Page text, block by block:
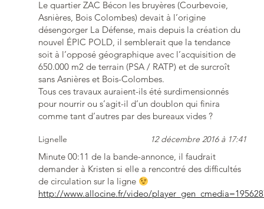
Le quartier ZAC Bécon les bruyères (Courbevoie,
Asnières, Bois Colombes) devait à l’origine
désengorger La Défense, mais depuis la création du
nouvel ÉPIC POLD, il semblerait que la tendance
soit à l’opposé géographique avec l’acquisition de
650.000 m2 de terrain (PSA / RATP) et de surcroît
sans Asnières et Bois-Colombes.
Tous ces travaux auraient-ils été surdimensionnés
pour nourrir ou s’agit-il d’un doublon qui finira
comme tant d’autres par des bureaux vides ?
Lignelle 12 décembre 2016 à 17:41
Minute 00:11 de la bande-annonce, il faudrait
demander à Kristen si elle a rencontré des difficultés
de circulation sur la ligne
http://www.allocine.fr/video/